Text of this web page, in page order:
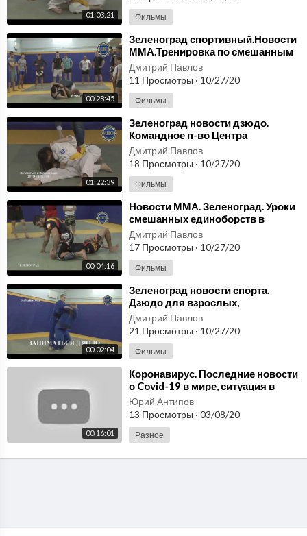
01:03:21 Фильмы
00:28:45
⁣Зеленоград спортивный.Новости
ММА.Тренировка по смешанным
единоборствм.
http://2015kallista.com/
Дмитрий Павлов
11 Просмотры · 10/27/20
Фильмы
01:22:39
⁣Зеленоград новости дзюдо.
Командное п-во Центра
единоборств Каллиста
http://2015kallista.com/
Дмитрий Павлов
18 Просмотры · 10/27/20
Фильмы
00:04:16
⁣Новости ММА. Зеленоград. Уроки
смешанных единоборств в
Каллисте. 2015kallista.com
Дмитрий Павлов
17 Просмотры · 10/27/20
Фильмы
00:02:04
⁣Зеленоград новости спорта.
Дзюдо для взрослых,
подростков,студентов,детей
2015kallista.com
Дмитрий Павлов
21 Просмотры · 10/27/20
Фильмы
00:16:01
⁣Коронавирус. Последние новости
о Covid-19 в мире, ситуация в
Москве и паника в США
Юрий Антипов
13 Просмотры · 03/08/20
Разное